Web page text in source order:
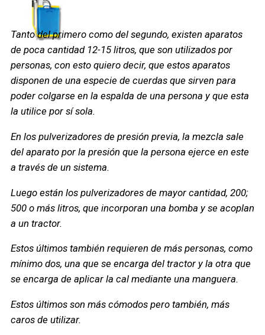
Tanto del primero como del segundo, existen aparatos
de poca cantidad 12-15 litros, que son utilizados por
personas, con esto quiero decir, que estos aparatos
disponen de una especie de cuerdas que sirven para
poder colgarse en la espalda de una persona y que esta
la utilice por sí sola.
En los pulverizadores de presión previa, la mezcla sale
del aparato por la presión que la persona ejerce en este
a través de un sistema.
Luego están los pulverizadores de mayor cantidad, 200;
500 o más litros, que incorporan una bomba y se acoplan
a un tractor.
Estos últimos también requieren de más personas, como
mínimo dos, una que se encarga del tractor y la otra que
se encarga de aplicar la cal mediante una manguera.
Estos últimos son más cómodos pero también, más
caros de utilizar.